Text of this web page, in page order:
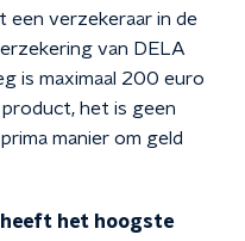
een verzekeraar in de
van DELA
is maximaal 200 euro
het is geen
manier om geld
het hoogste